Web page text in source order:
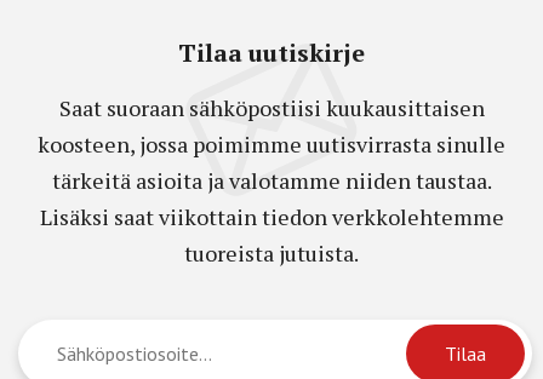
Tilaa uutiskirje
Saat suoraan sähköpostiisi kuukausittaisen
koosteen, jossa poimimme uutisvirrasta sinulle
tärkeitä asioita ja valotamme niiden taustaa.
Lisäksi saat viikottain tiedon verkkolehtemme
tuoreista jutuista.